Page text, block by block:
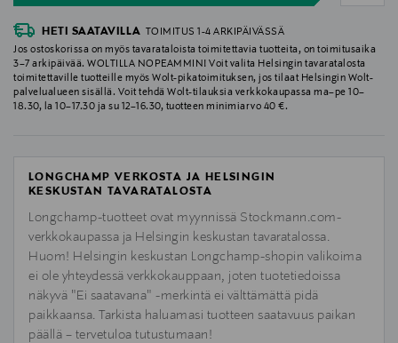
HETI SAATAVILLA
TOIMITUS 1-4 ARKIPÄIVÄSSÄ
Jos ostoskorissa on myös tavarataloista toimitettavia tuotteita, on toimitusaika
3–7 arkipäivää. WOLTILLA NOPEAMMIN! Voit valita Helsingin tavaratalosta
toimitettaville tuotteille myös Wolt-pikatoimituksen, jos tilaat Helsingin Wolt-
palvelualueen sisällä. Voit tehdä Wolt-tilauksia verkkokaupassa ma–pe 10–
18.30, la 10–17.30 ja su 12–16.30, tuotteen minimiarvo 40 €.
LONGCHAMP VERKOSTA JA HELSINGIN
KESKUSTAN TAVARATALOSTA
Longchamp-tuotteet ovat myynnissä Stockmann.com-
verkkokaupassa ja Helsingin keskustan tavaratalossa.
Huom! Helsingin keskustan Longchamp-shopin valikoima
ei ole yhteydessä verkkokauppaan, joten tuotetiedoissa
näkyvä "Ei saatavana" -merkintä ei välttämättä pidä
paikkaansa. Tarkista haluamasi tuotteen saatavuus paikan
päällä – tervetuloa tutustumaan!